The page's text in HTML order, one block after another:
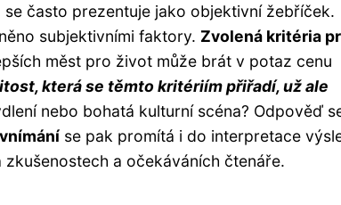
často prezentuje jako objektivní žebříček.
subjektivními faktory. Zvolená kritéria
měst pro život může brát v potaz cenu
která se těmto kritériím přiřadí, už ale
nebo bohatá kulturní scéna? Odpověď
se pak promítá i do interpretace
a očekáváních čtenáře.